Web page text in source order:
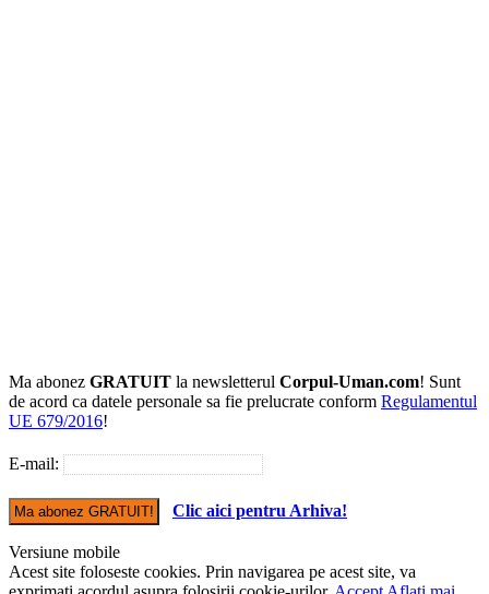
Ma abonez GRATUIT la newsletterul Corpul-Uman.com! Sunt
de acord ca datele personale sa fie prelucrate conform Regulamentul
UE 679/2016!
E-mail:
Clic aici pentru Arhiva!
Versiune mobile
Acest site foloseste cookies. Prin navigarea pe acest site, va